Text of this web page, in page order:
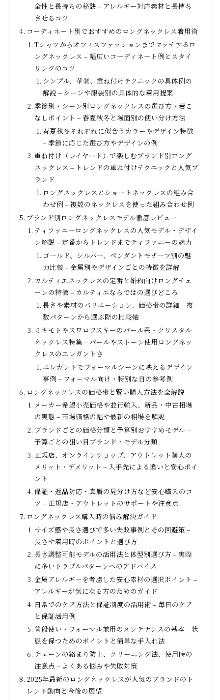
全性と長持ちの秘訣 – アレルギー対応素材と長持ち
させるコツ
コーディネート別でおすすめのロングネックレス着用術
Tシャツからオフィスファッションまでマッチするロ
ングネックレス – 幅広いコーディネート例とスタイ
リングのコツ
シンプル、華奢、重ね付けテクニックの具体例の
解説 – シーンや服装別の具体的な着用提案
季節別・シーン別ロングネックレスの選び方・着こ
なしポイント – 春夏秋冬と場面別の使い分け方法
春夏秋冬それぞれに似合うカラーやデザイン特徴
– 季節に応じた選び方やデザインの例
重ね付け（レイヤード）で楽しむブランド別ロング
ネックレス – トレンドの重ね付けテクニックと人気ブ
ランド
ロングネックレスとショートネックレスの組み合
わせ例 – 複数のネックレスを使った組み合わせ例
ブランド別ロングネックレスモデル徹底レビュー
ティファニーロングネックレスの人気モデル・デザイ
ン解説 – 定番からトレンドまでティファニーの魅力
ゴールド、シルバー、ペンダントモチーフ別の魅
力比較 – 金属別やデザインごとの特徴を詳解
カルティエネックレスの定番と婚約向けロングチェ
ーンの特徴 – カルティエならではの選びどころ
長さや素材のバリエーション、価格帯の詳細 – 複
数パターンから選ぶ際の比較軸
ミキモトやスワロフスキーのパール系・クリスタル
ネックレス特集 – パールやストーン使用ロングネッ
クレスのエレガントさ
エレガントでフォーマルシーンに映えるデザイン
事例 – フォーマル向け・特別な日の参考例
ロングネックレスの価格帯と賢い購入方法を全解説
メーカー希望小売価格や並行輸入、新品・中古相場
の実態 – 市場価格の幅や最新の相場を解説
ブランドごとの価格分類と予算別おすすめモデル –
予算ごとの狙い目ブランド・モデル分類
正規店、オンラインショップ、アウトレット購入の
メリット・デメリット – 入手先による違いと安心ポイ
ント
保証・返品対応・真贋の見分け方など安心購入のコ
ツ – 正規店・アウトレットのサポートや注意点
ロングネックレス購入時の悩み解決ガイド
サイズ感や長さ選びで多い失敗事例とその回避策 –
長さや着用時のポイントと選び方
長さ調整可能モデルの活用法と体型別選び方 – 実際
に多いトラブルパターンへのアドバイス
金属アレルギーを考慮した安心素材の選択ポイント –
アレルギーが気になる方のためのガイド
日常でのケア方法と保証制度の活用術 – 毎日のケア
と保証活用例
普段使い・フォーマル兼用のメンテナンスの基本 – 状
態を保つためのポイントと簡単な手入れ法
チェーンの絡まり防止、クリーニング法、使用時の
注意点 – よくある悩みや失敗対策
2025年最新のロングネックレスが人気のブランドのト
レンド動向と今後の展望